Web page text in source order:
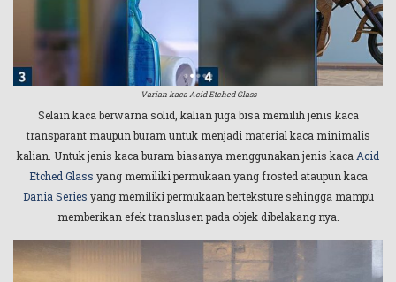
Varian kaca Acid Etched Glass
Selain kaca berwarna solid, kalian juga bisa memilih jenis kaca
transparant maupun buram untuk menjadi material kaca minimalis
kalian. Untuk jenis kaca buram biasanya menggunakan jenis kaca Acid
Etched Glass yang memiliki permukaan yang frosted ataupun kaca
Dania Series yang memiliki permukaan berteksture sehingga mampu
memberikan efek translusen pada objek dibelakang nya.